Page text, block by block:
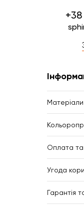
Матеріали
Оплата та
Угода
Гарантія